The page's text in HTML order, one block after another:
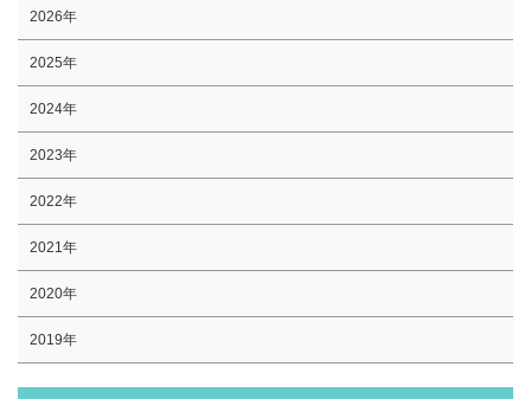
2026年
2025年
2024年
2023年
2022年
2021年
2020年
2019年